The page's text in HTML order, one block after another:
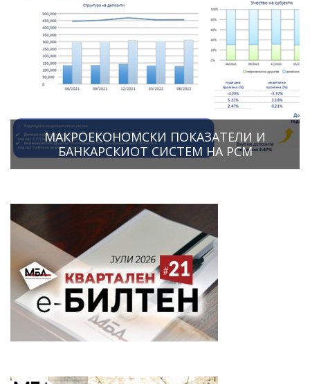
МАКРОЕКОНОМСКИ ПОКАЗАТЕЛИ И
БАНКАРСКИОТ СИСТЕМ НА РСМ